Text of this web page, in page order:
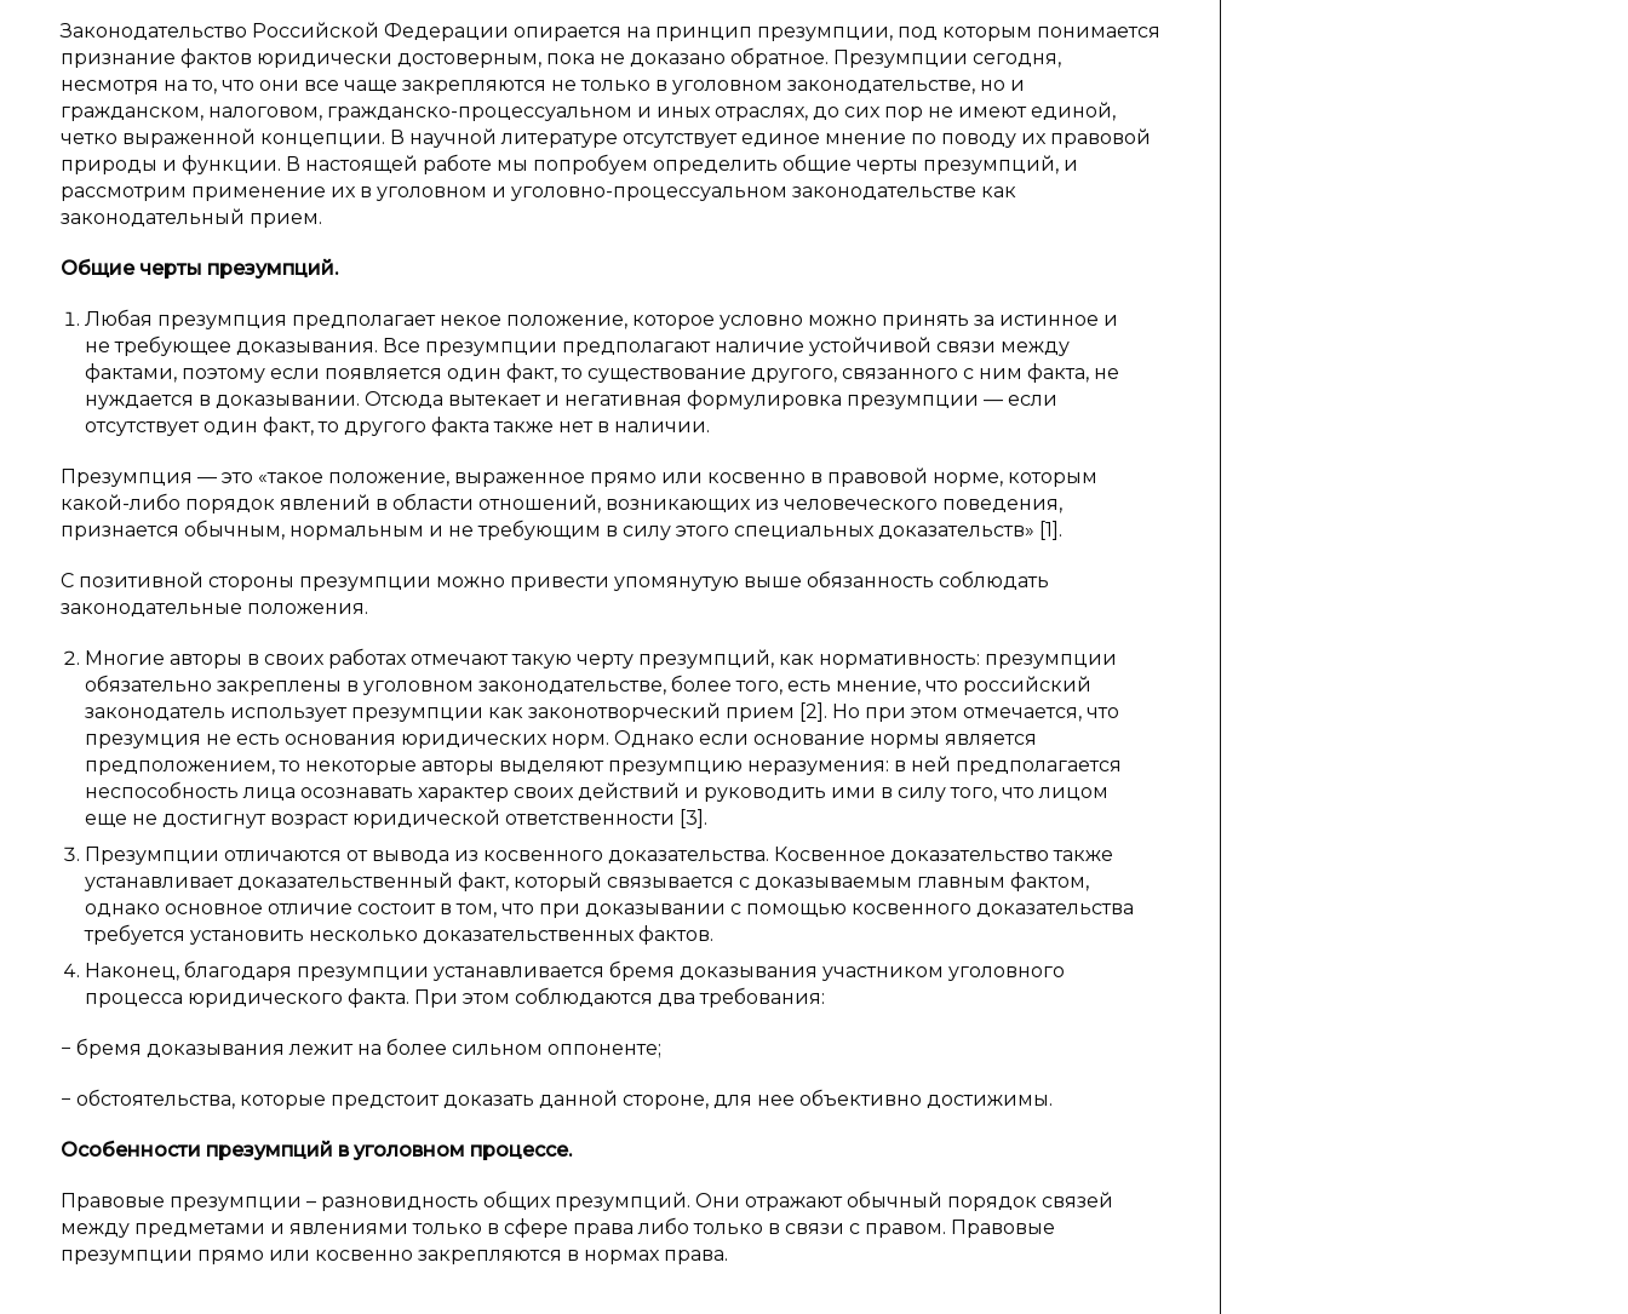
Законодательство Российской Федерации опирается на принцип презумпции, под которым понимается
признание фактов юридически достоверным, пока не доказано обратное. Презумпции сегодня,
несмотря на то, что они все чаще закрепляются не только в уголовном законодательстве, но и
гражданском, налоговом, гражданско-процессуальном и иных отраслях, до сих пор не имеют единой,
четко выраженной концепции. В научной литературе отсутствует единое мнение по поводу их правовой
природы и функции. В настоящей работе мы попробуем определить общие черты презумпций, и
рассмотрим применение их в уголовном и уголовно-процессуальном законодательстве как
законодательный прием.
Общие черты презумпций.
Любая презумпция предполагает некое положение, которое условно можно принять за истинное и
не требующее доказывания. Все презумпции предполагают наличие устойчивой связи между
фактами, поэтому если появляется один факт, то существование другого, связанного с ним факта, не
нуждается в доказывании. Отсюда вытекает и негативная формулировка презумпции — если
отсутствует один факт, то другого факта также нет в наличии.
Презумпция — это «такое положение, выраженное прямо или косвенно в правовой норме, которым
какой-либо порядок явлений в области отношений, возникающих из человеческого поведения,
признается обычным, нормальным и не требующим в силу этого специальных доказательств» [1].
С позитивной стороны презумпции можно привести упомянутую выше обязанность соблюдать
законодательные положения.
Многие авторы в своих работах отмечают такую черту презумпций, как нормативность: презумпции
обязательно закреплены в уголовном законодательстве, более того, есть мнение, что российский
законодатель использует презумпции как законотворческий прием [2]. Но при этом отмечается, что
презумция не есть основания юридических норм. Однако если основание нормы является
предположением, то некоторые авторы выделяют презумпцию неразумения: в ней предполагается
неспособность лица осознавать характер своих действий и руководить ими в силу того, что лицом
еще не достигнут возраст юридической ответственности [3].
Презумпции отличаются от вывода из косвенного доказательства. Косвенное доказательство также
устанавливает доказательственный факт, который связывается с доказываемым главным фактом,
однако основное отличие состоит в том, что при доказывании с помощью косвенного доказательства
требуется установить несколько доказательственных фактов.
Наконец, благодаря презумпции устанавливается бремя доказывания участником уголовного
процесса юридического факта. При этом соблюдаются два требования:
− бремя доказывания лежит на более сильном оппоненте;
− обстоятельства, которые предстоит доказать данной стороне, для нее объективно достижимы.
Особенности презумпций в уголовном процессе.
Правовые презумпции – разновидность общих презумпций. Они отражают обычный порядок связей
между предметами и явлениями только в сфере права либо только в связи с правом. Правовые
презумпции прямо или косвенно закрепляются в нормах права.